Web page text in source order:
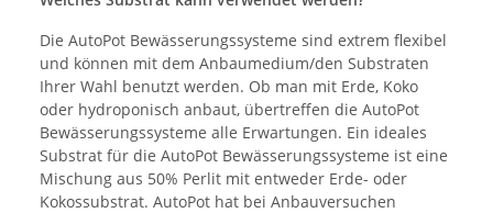
Die AutoPot Bewässerungssysteme sind extrem flexibel
und können mit dem Anbaumedium/den Substraten
Ihrer Wahl benutzt werden. Ob man mit Erde, Koko
oder hydroponisch anbaut, übertreffen die AutoPot
Bewässerungssysteme alle Erwartungen. Ein ideales
Substrat für die AutoPot Bewässerungssysteme ist eine
Mischung aus 50% Perlit mit entweder Erde- oder
Kokossubstrat. AutoPot hat bei Anbauversuchen